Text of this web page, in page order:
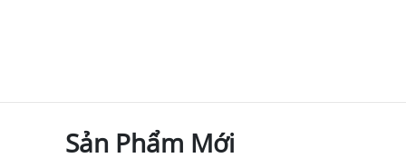
Sản Phẩm Mới